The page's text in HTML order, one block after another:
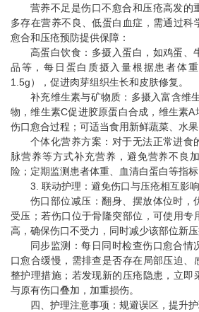
营养不足是伤口不愈合和压疮高发的
多存在营养不良、低蛋白血症，需通过科
愈合和压疮预防提供保障：
高蛋白饮食：多摄入蛋白，如鸡蛋、
品等，每日蛋白质摄入量根据患者体
1.5g），促进肉芽组织生长和皮肤修复。
补充维生素与矿物质：多摄入富含维
物，维生素C促进胶原蛋白合成，维生素
伤口愈合过程；可适当食用新鲜蔬菜、水果
个体化营养方案：对于无法正常进食
脉营养等方式补充营养，避免营养不良
险；定期监测患者体重、血清白蛋白等指
3. 联动护理：避免伤口与压疮相互影响
伤口部位减压：翻身、摆放体位时，
受压；若伤口位于骨隆突部位，可使用专
高，确保伤口不受力，同时减少该部位新压
同步监测：每日同时检查伤口愈合情
口愈合缓慢，需排查是否存在局部压迫、
整护理措施；若发现新的压疮隐患，立即
与原有伤口叠加，加重损伤。
四、护理注意事项：规避误区，提升